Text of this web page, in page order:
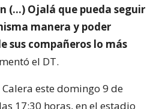
(…) Ojalá que pueda seguir
manera y poder
sus compañeros lo más
el DT.
este domingo 9 de
17:30 horas, en el estadio